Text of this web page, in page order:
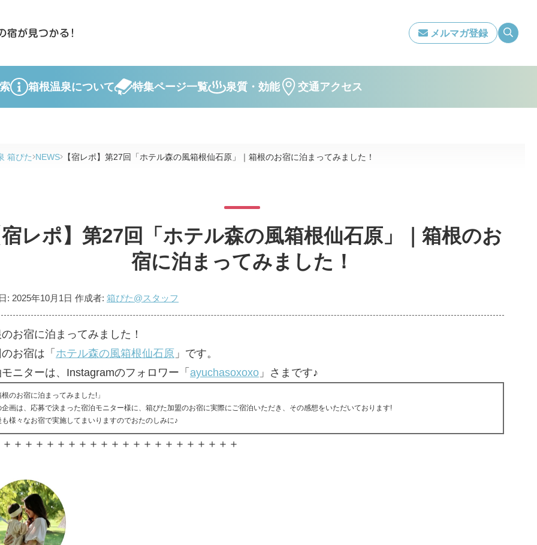
メルマガ登録
箱根温泉について 特集ページ一覧 泉質・効能 交通アクセス
箱ぴた NEWS 【宿レポ】第27回「ホテル森の風箱根仙石原」｜箱根のお宿に泊まってみました！
レポ】第27回「ホテル森の風箱根仙石原」｜箱根のお
宿に泊まってみました！
: 2025年10月1日 作成者: 箱ぴた@スタッフ
お宿に泊まってみました！
お宿は「 ホテル森の風箱根仙石原 」です。
ニターは、Instagramのフォロワー「 ayuchasoxoxo 」さまです♪
のお宿に泊まってみました!」
企画は、応募で決まった宿泊モニター様に、箱ぴた加盟のお宿に実際にご宿泊いただき、その感想をいただいております!
も様々なお宿で実施してまいりますのでおたのしみに♪
＋＋＋＋＋＋＋＋＋＋＋＋＋＋＋＋＋＋＋＋＋